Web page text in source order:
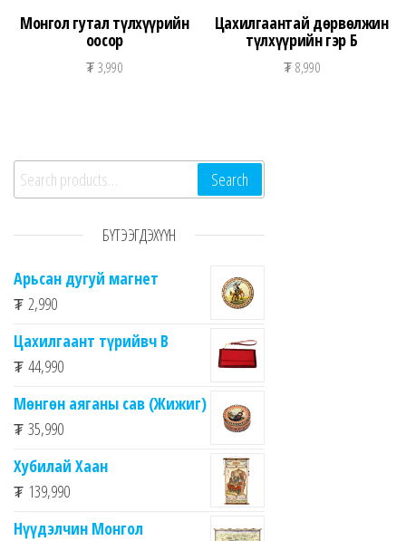
Монгол гутал түлхүүрийн
оосор
₮3,990
Цахилгаантай дөрвөлжин
түлхүүрийн гэр Б
₮8,990
Search for: Search
БҮТЭЭГДЭХҮҮН
Арьсан дугуй магнет
₮ 2,990
Цахилгаант түрийвч B
₮ 44,990
Мөнгөн аяганы сав (Жижиг)
₮ 35,990
Хубилай Хаан
₮ 139,990
Нүүдэлчин Монгол